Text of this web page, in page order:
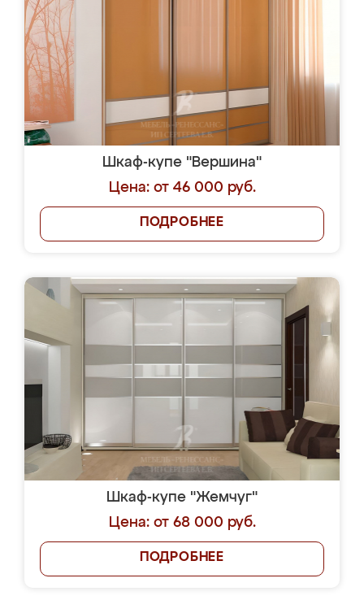
Шкаф-купе "Вершина"
Цена: от 46 000 руб.
ПОДРОБНЕЕ
Шкаф-купе "Жемчуг"
Цена: от 68 000 руб.
ПОДРОБНЕЕ